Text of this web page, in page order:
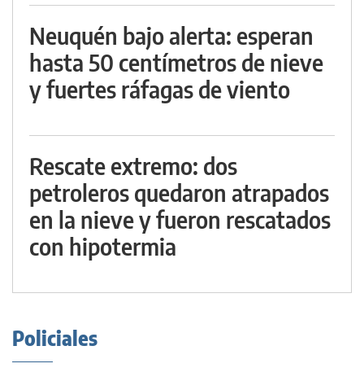
Neuquén bajo alerta: esperan
hasta 50 centímetros de nieve
y fuertes ráfagas de viento
Rescate extremo: dos
petroleros quedaron atrapados
en la nieve y fueron rescatados
con hipotermia
Policiales